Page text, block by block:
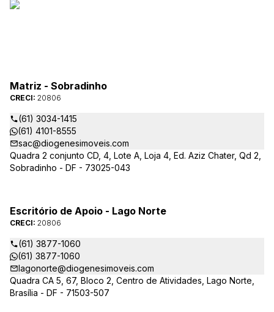
Matriz - Sobradinho
CRECI: 20806
(61) 3034-1415
(61) 4101-8555
sac@diogenesimoveis.com
Quadra 2 conjunto CD, 4, Lote A, Loja 4, Ed. Aziz Chater, Qd 2,
Sobradinho - DF - 73025-043
Escritório de Apoio - Lago Norte
CRECI: 20806
(61) 3877-1060
(61) 3877-1060
lagonorte@diogenesimoveis.com
Quadra CA 5, 67, Bloco 2, Centro de Atividades, Lago Norte,
Brasília - DF - 71503-507